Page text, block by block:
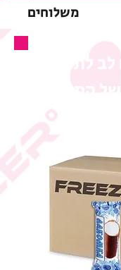
משלוחים
המוצר